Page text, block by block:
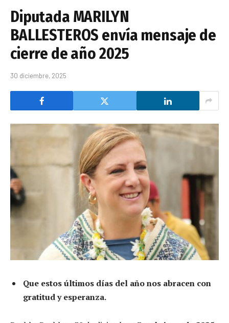
Diputada MARILYN
BALLESTEROS envía mensaje de
cierre de año 2025
30 diciembre, 2025
Que estos últimos días del año nos abracen con
gratitud y esperanza.